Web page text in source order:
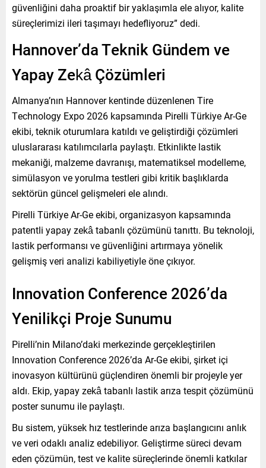
güvenliğini daha proaktif bir yaklaşımla ele alıyor, kalite
süreçlerimizi ileri taşımayı hedefliyoruz” dedi.
Hannover’da Teknik Gündem ve
Yapay Zekâ Çözümleri
Almanya’nın Hannover kentinde düzenlenen Tire
Technology Expo 2026 kapsamında Pirelli Türkiye Ar-Ge
ekibi, teknik oturumlara katıldı ve geliştirdiği çözümleri
uluslararası katılımcılarla paylaştı. Etkinlikte lastik
mekaniği, malzeme davranışı, matematiksel modelleme,
simülasyon ve yorulma testleri gibi kritik başlıklarda
sektörün güncel gelişmeleri ele alındı.
Pirelli Türkiye Ar-Ge ekibi, organizasyon kapsamında
patentli yapay zekâ tabanlı çözümünü tanıttı. Bu teknoloji,
lastik performansı ve güvenliğini artırmaya yönelik
gelişmiş veri analizi kabiliyetiyle öne çıkıyor.
Innovation Conference 2026’da
Yenilikçi Proje Sunumu
Pirelli’nin Milano’daki merkezinde gerçekleştirilen
Innovation Conference 2026’da Ar-Ge ekibi, şirket içi
inovasyon kültürünü güçlendiren önemli bir projeyle yer
aldı. Ekip, yapay zekâ tabanlı lastik arıza tespit çözümünü
poster sunumu ile paylaştı.
Bu sistem, yüksek hız testlerinde arıza başlangıcını anlık
ve veri odaklı analiz edebiliyor. Geliştirme süreci devam
eden çözümün, test ve kalite süreçlerinde önemli katkılar